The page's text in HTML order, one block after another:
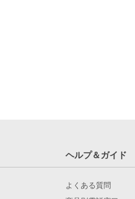
ヘルプ＆ガイド
よくある質問